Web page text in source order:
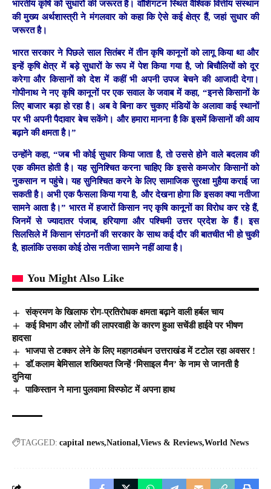
भारतीय कृषि को सुधारों की जरूरत है। वॉशिंगटन स्थित वैश्विक वित्तीय संस्थान
की मुख्य अर्थशास्त्री ने मंगलवार को कहा कि ऐसे कई क्षेत्र हैं, जहां सुधार की
जरूरत है।
भारत सरकार ने पिछले साल सितंबर में तीन कृषि कानूनों को लागू किया था और
इन्हें कृषि क्षेत्र में बड़े सुधारों के रूप में पेश किया गया है, जो बिचौलियों को दूर
करेगा और किसानों को देश में कहीं भी अपनी उपज बेचने की आजादी देगा।
गोपीनाथ ने नए कृषि कानूनों पर एक सवाल के जवाब में कहा, “इनसे किसानों के
लिए बाजार बड़ा हो रहा है। अब वे बिना कर चुकाए मंडियों के अलावा कई स्थानों
पर भी अपनी पैदावार बेच सकेंगे। और हमारा मानना है कि इसमें किसानों की आय
बढ़ाने की क्षमता है।”
उन्होंने कहा, “जब भी कोई सुधार किया जाता है, तो उससे होने वाले बदलाव की
एक कीमत होती है। यह सुनिश्चित करना चाहिए कि इससे कमजोर किसानों को
नुकसान न पहुंचे। यह सुनिश्चित करने के लिए सामाजिक सुरक्षा मुहैया कराई जा
सकती है। अभी एक फैसला किया गया है, और देखना होगा कि इसका क्या नतीजा
सामने आता है।” भारत में हजारों किसान नए कृषि कानूनों का विरोध कर रहे हैं,
जिनमें से ज्यादातर पंजाब, हरियाणा और पश्चिमी उत्तर प्रदेश के हैं। इस
सिलसिले में किसान संगठनों की सरकार के साथ कई दौर की बातचीत भी हो चुकी
है, हालांकि उसका कोई ठोस नतीजा सामने नहीं आया है।
You Might Also Like
संक्रमण के खिलाफ रोग-प्रतिरोधक क्षमता बढ़ाने वाली हर्बल चाय
कई विभाग और लोगों की लापरवाही के कारण हुआ सचेंडी हाईवे पर भीषण
हादसा
भाजपा से टक्कर लेने के लिए महागठबंधन उत्तराखंड में टटोल रहा अवसर !
डॉ.कलाम बेमिसाल शख्सियत जिन्हें ‘मिसाइल मैन’ के नाम से जानती है
दुनिया
पाकिस्तान ने माना पुलवामा विस्फोट में अपना हाथ
TAGGED: capital news National Views & Reviews World News